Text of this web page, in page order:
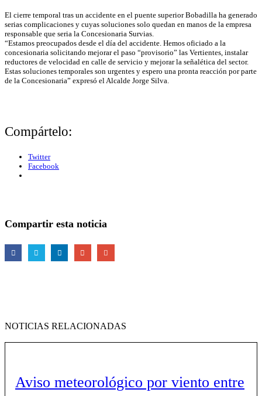
El cierre temporal tras un accidente en el puente superior Bobadilla ha generado
serias complicaciones y cuyas soluciones solo quedan en manos de la empresa
responsable que seria la Concesionaria Survias.
“Estamos preocupados desde el día del accidente. Hemos oficiado a la
concesionaria solicitando mejorar el paso “provisorio” las Vertientes, instalar
reductores de velocidad en calle de servicio y mejorar la señalética del sector.
Estas soluciones temporales son urgentes y espero una pronta reacción por parte
de la Concesionaria” expresó el Alcalde Jorge Silva.
Compártelo:
Twitter
Facebook
Compartir esta noticia
NOTICIAS RELACIONADAS
Aviso meteorológico por viento entre